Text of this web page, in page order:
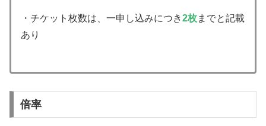
・チケット枚数は、一申し込みにつき2枚までと記載
あり
倍率